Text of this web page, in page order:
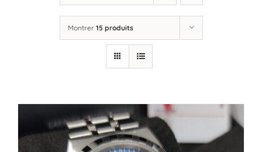
Montrer 15 produits